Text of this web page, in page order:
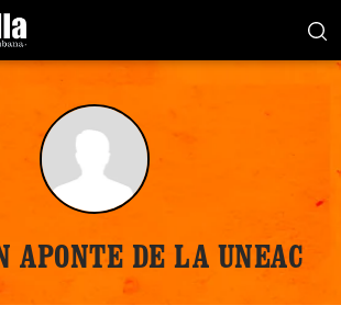
APONTE DE LA UNEAC